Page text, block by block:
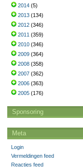
2014 (5)
2013 (134)
2012 (346)
2011 (359)
2010 (346)
2009 (364)
2008 (358)
2007 (362)
2006 (363)
2005 (176)
Sponsoring
Meta
Login
Vermeldingen feed
Reacties feed